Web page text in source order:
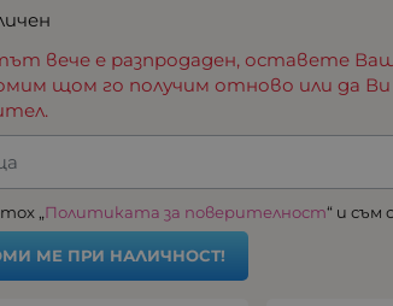
вече е разпродаден, оставете
щом го получим отново или да
„Политиката за поверителност“ и съм
МЕ ПРИ НАЛИЧНОСТ!